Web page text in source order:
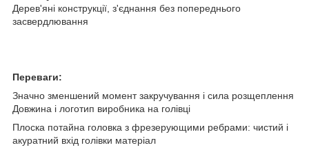
Дерев'яні конструкції, з'єднання без попереднього
засвердлювання
Переваги:
Значно зменшений момент закручування і сила розщеплення
Довжина і логотип виробника на голівці
Плоска потайна головка з фрезерующими ребрами: чистий і
акуратний вхід голівки матеріал